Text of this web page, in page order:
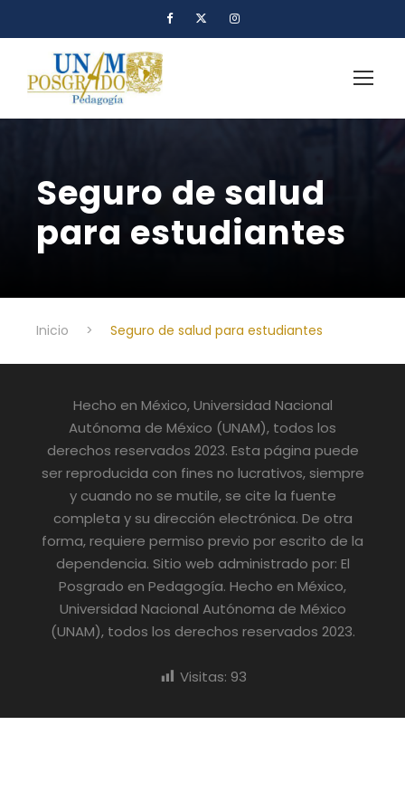
Seguro de salud
para estudiantes
Inicio > Seguro de salud para estudiantes
Hecho en México, Universidad Nacional
Autónoma de México (UNAM), todos los
derechos reservados 2023. Esta página puede
ser reproducida con fines no lucrativos, siempre
y cuando no se mutile, se cite la fuente
completa y su dirección electrónica. De otra
forma, requiere permiso previo por escrito de la
dependencia. Sitio web administrado por: El
Posgrado en Pedagogía. Hecho en México,
Universidad Nacional Autónoma de México
(UNAM), todos los derechos reservados 2023.
Visitas: 93